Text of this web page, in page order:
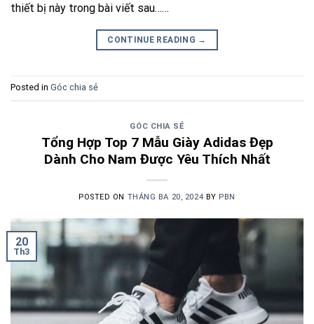
thiết bị này trong bài viết sau……
CONTINUE READING →
Posted in Góc chia sẻ
GÓC CHIA SẺ
Tổng Hợp Top 7 Mẫu Giày Adidas Đẹp
Dành Cho Nam Được Yêu Thích Nhất
POSTED ON THÁNG BA 20, 2024 BY PBN
20
Th3